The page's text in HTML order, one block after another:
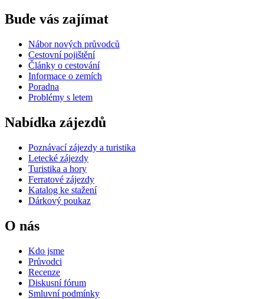
Bude vás zajímat
Nábor nových průvodců
Cestovní pojištění
Články o cestování
Informace o zemích
Poradna
Problémy s letem
Nabídka zájezdů
Poznávací zájezdy a turistika
Letecké zájezdy
Turistika a hory
Ferratové zájezdy
Katalog ke stažení
Dárkový poukaz
O nás
Kdo jsme
Průvodci
Recenze
Diskusní fórum
Smluvní podmínky